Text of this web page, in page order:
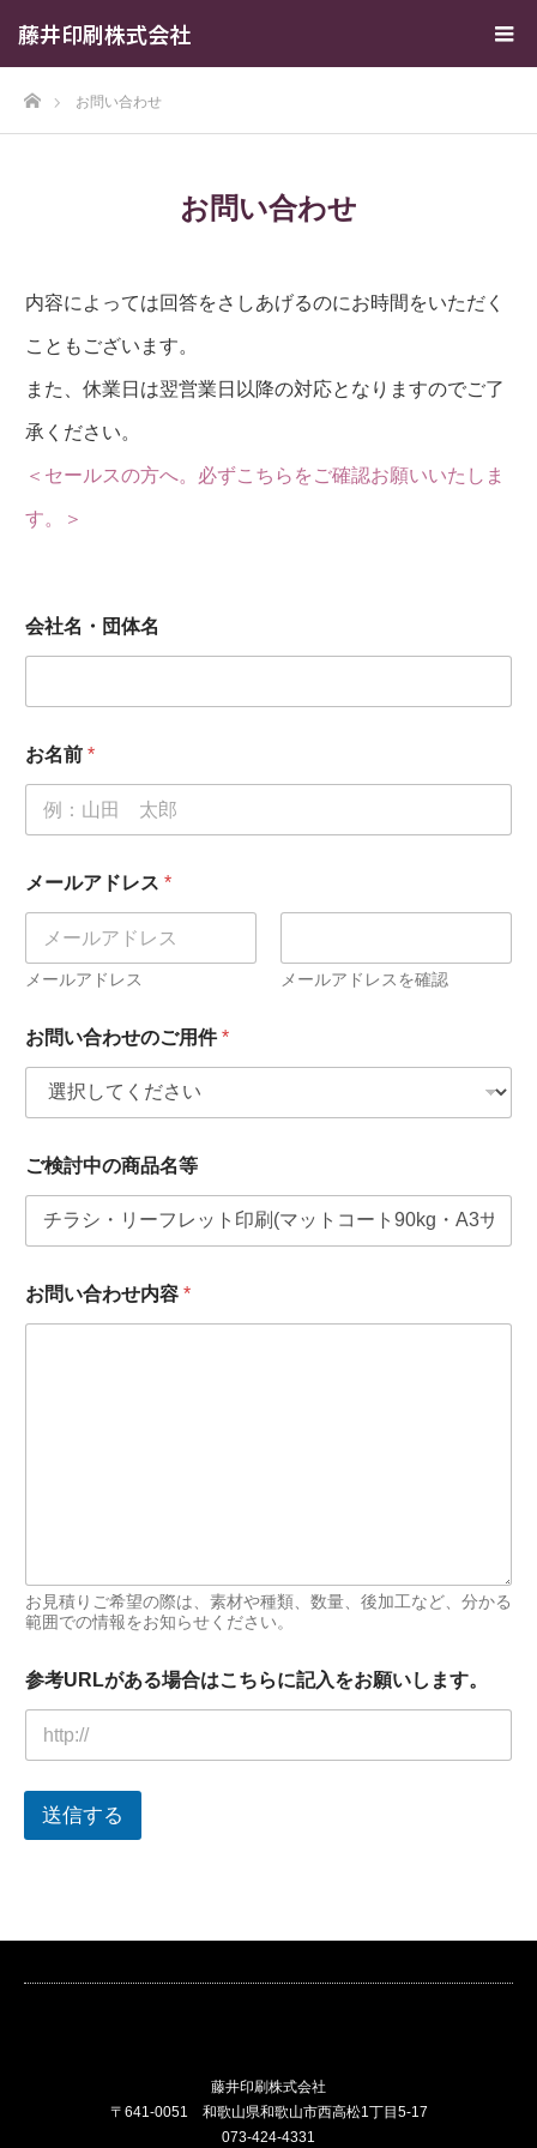
藤井印刷株式会社
ホームお問い合わせ
お問い合わせ
内容によっては回答をさしあげるのにお時間をいただく
こともございます。
また、休業日は翌営業日以降の対応となりますのでご了
承ください。
＜セールスの方へ。必ずこちらをご確認お願いいたしま
す。＞
社
名
名
お
問
合
せ
件
討
中
名
等
会社名・団体名
お名前 *
メールアドレス *
メールアドレス メールアドレスを確認
お問い合わせのご用件*
ご検討中の商品名等
お問い合わせ内容 *
お見積りご希望の際は、素材や種類、数量、後加工など、分かる
範囲での情報をお知らせください。
参考URLがある場合はこちらに記入をお願いします。
送信する
藤井印刷株式会社
〒641-0051 和歌山県和歌山市西高松1丁目5-17
073-424-4331